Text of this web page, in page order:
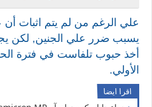
علي الرغم من لم يتم اثبات
يسبب ضرر علي الجنين, لكن
أخذ حبوب تلفاست في فترة
الأولي.
اقرا ايضا